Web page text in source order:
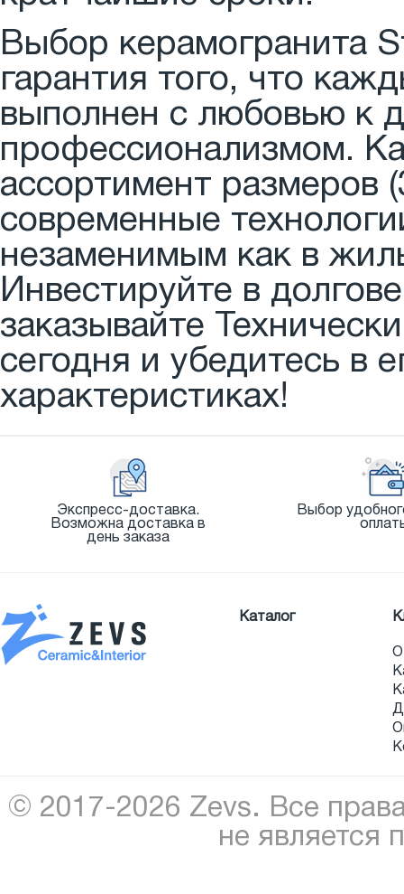
Выбор керамогранита
гарантия того, что
выполнен с любовью к
профессионализмом.
ассортимент размеров
современные
незаменимым как в
Инвестируйте в
заказывайте
сегодня и убедитесь в
характеристиках!
Экспресс-доставка.
Возможна доставка в
день заказа
Выбор
Каталог
О
© 2017-2026 Zevs. Все
не является